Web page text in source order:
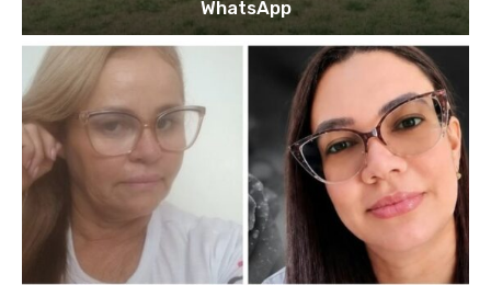
WhatsApp